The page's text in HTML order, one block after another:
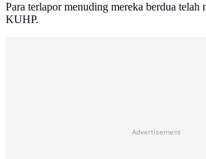
Para terlapor menuding mereka berdua telah
KUHP.
Advertisement